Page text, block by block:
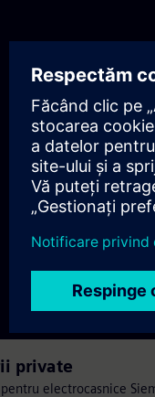
private
electrocasnice